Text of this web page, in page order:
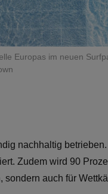
Europas im neuen
nachhaltig
Zudem wird 90
auch für